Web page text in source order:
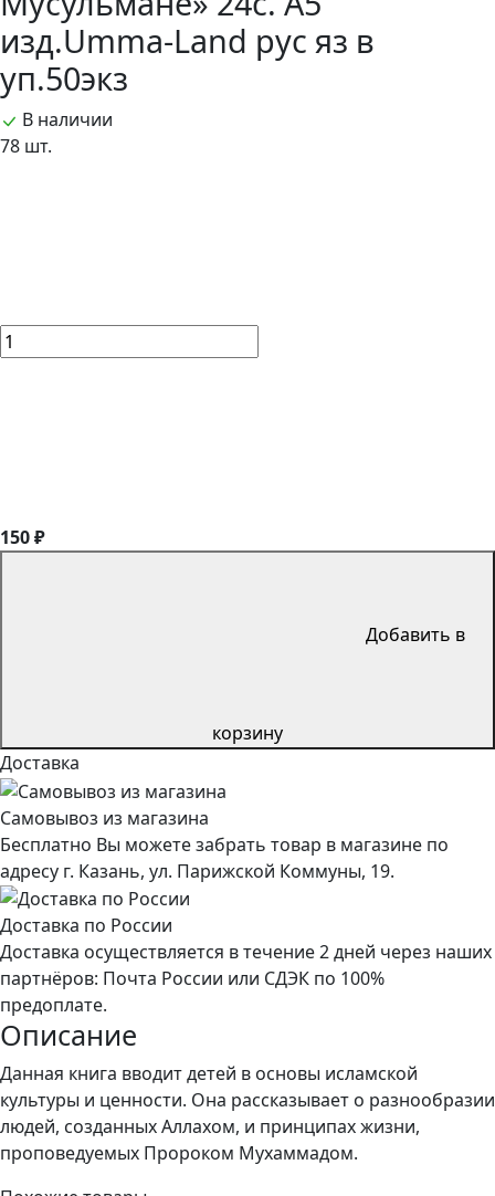
изд.Umma-Land рус яз в
уп.50экз
В наличии
78 шт.
150 ₽
Добавить в
корзину
Доставка
Самовывоз из магазина
Бесплатно Вы можете забрать товар в магазине по
адресу г. Казань, ул. Парижской Коммуны, 19.
Доставка по России
Доставка осуществляется в течение 2 дней через наших
партнёров: Почта России или СДЭК по 100%
предоплате.
Описание
Данная книга вводит детей в основы исламской
культуры и ценности. Она рассказывает о разнообразии
людей, созданных Аллахом, и принципах жизни,
проповедуемых Пророком Мухаммадом.